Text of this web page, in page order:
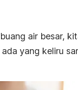
air besar,
ada yang keliru